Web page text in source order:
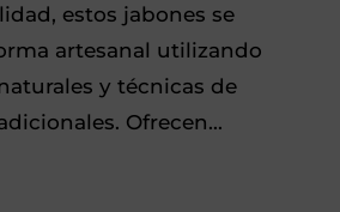
estos jabones se
artesanal utilizando
y técnicas de
Ofrecen...